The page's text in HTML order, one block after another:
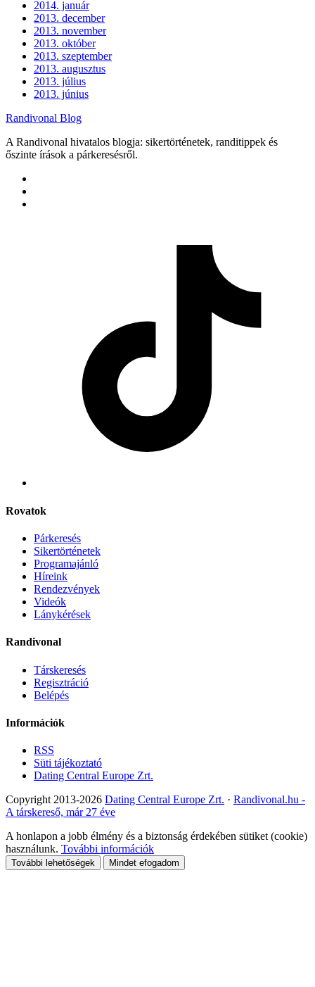
2014. január
2013. december
2013. november
2013. október
2013. szeptember
2013. augusztus
2013. július
2013. június
Randivonal Blog
A Randivonal hivatalos blogja: sikertörténetek, randitippek és
őszinte írások a párkeresésről.
Rovatok
Párkeresés
Sikertörténetek
Programajánló
Híreink
Rendezvények
Videók
Lánykérések
Randivonal
Társkeresés
Regisztráció
Belépés
Információk
RSS
Süti tájékoztató
Dating Central Europe Zrt.
Copyright 2013-2026 Dating Central Europe Zrt. · Randivonal.hu -
A társkereső, már 27 éve
A honlapon a jobb élmény és a biztonság érdekében sütiket (cookie)
használunk. További információk
További lehetőségek Mindet efogadom